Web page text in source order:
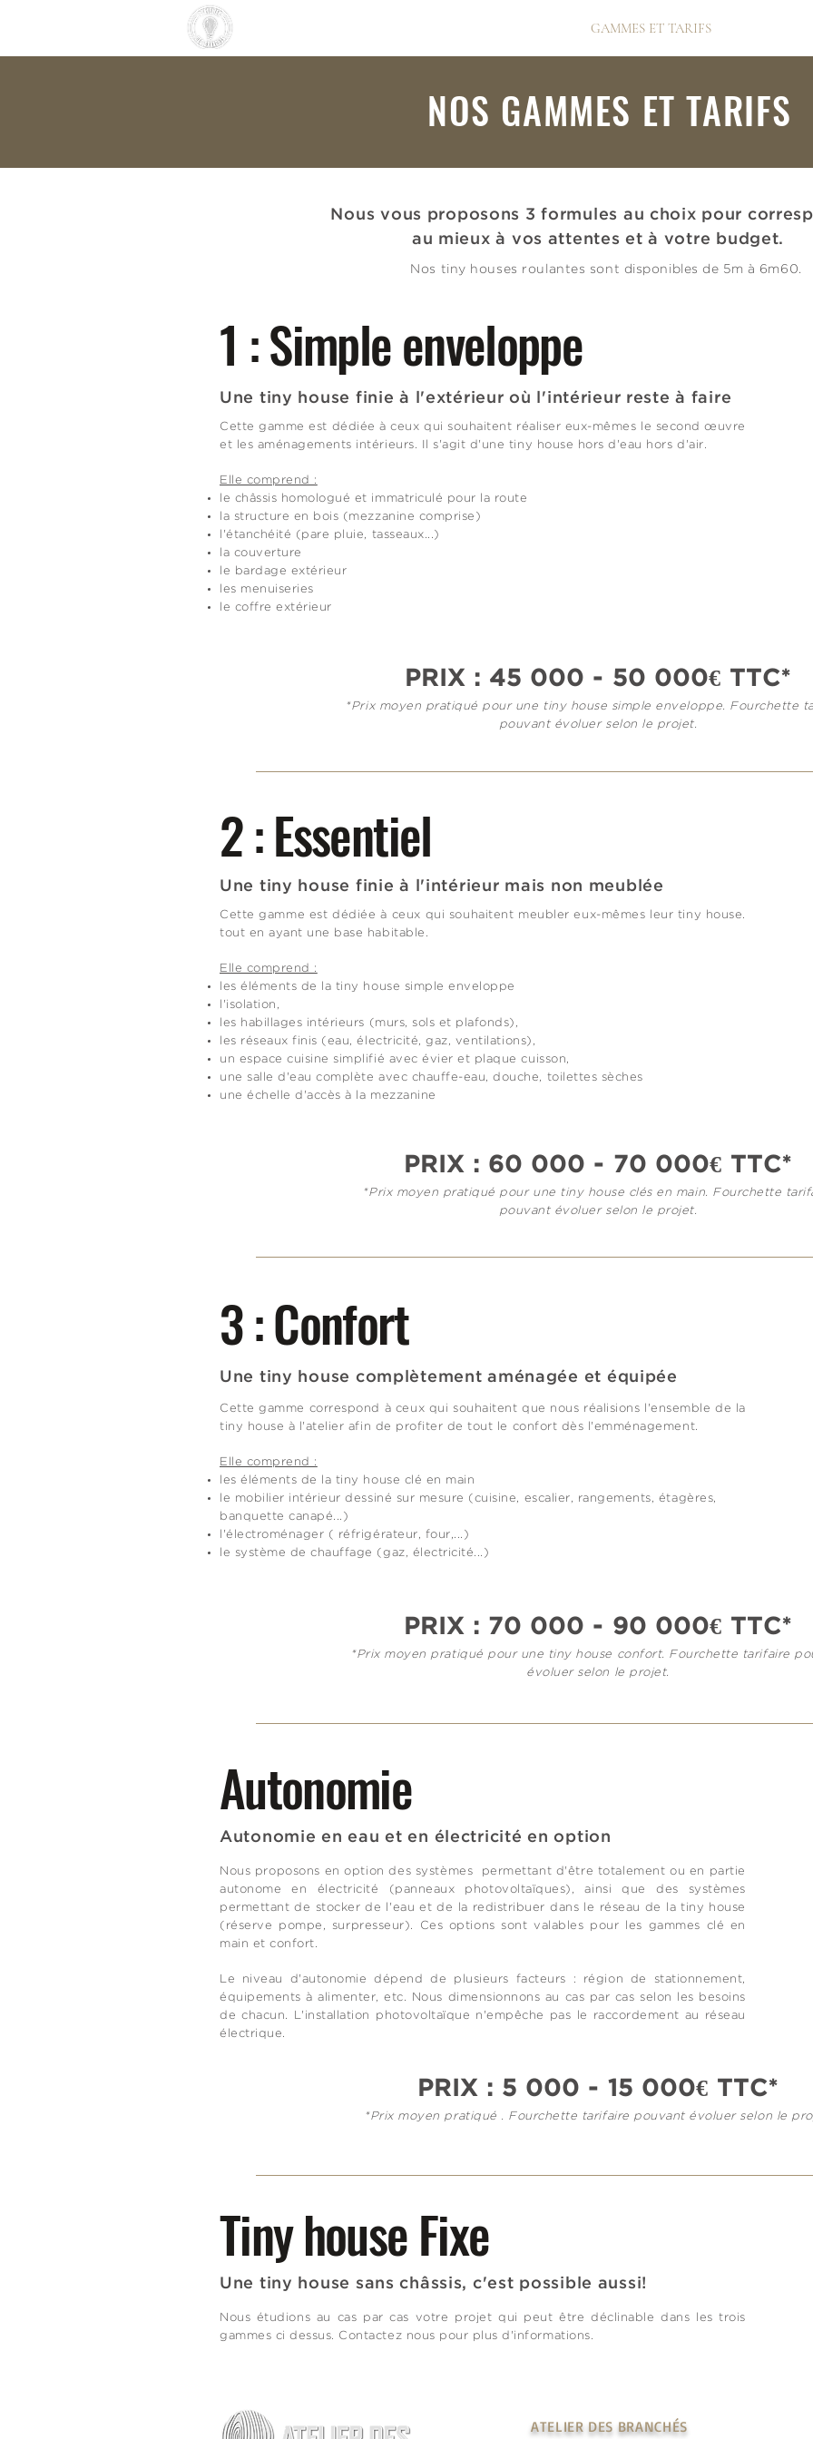
GAMMES ET TARIFS
NOS GAMMES ET TARIFS
Nous vous proposons 3 formules au choix pour
au mieux à vos attentes et à votre budget.
Nos tiny houses roulantes sont disponibles de 5m à 6m60.
1 : Simple enveloppe
Une tiny house finie à l'extérieur où l'intérieur reste à faire
Cette gamme est dédiée à ceux qui souhaitent réaliser eux-mêmes le second œuvre
et les aménagements intérieurs. Il s'agit d'une tiny house hors d'eau hors d'air.
Elle comprend :
le châssis homologué et immatriculé pour la route
la structure en bois (mezzanine comprise)
l'étanchéité (pare pluie, tasseaux...)
la couverture
le bardage extérieur
les menuiseries
le coffre extérieur
PRIX : 45 000 - 50 000€ TTC*
*Prix moyen pratiqué pour une tiny house simple enveloppe . Fourchette
pouvant évoluer selon le projet.
2 : Essentiel
Une tiny house finie à l'intérieur mais non meublée
Cette gamme est dédiée à ceux qui souhaitent meubler eux-mêmes leur tiny house.
tout en ayant une base habitable.
Elle comprend :
les éléments de la tiny house simple enveloppe
l'isolation,
les habillages intérieurs (murs, sols et plafonds),
les réseaux finis (eau, électricité, gaz, ventilations),
un espace cuisine simplifié avec évier et plaque cuisson,
une salle d'eau complète avec chauffe-eau, douche, toilettes sèches
une échelle d'accès à la mezzanine
PRIX : 60 000 - 70 000€ TTC*
*Prix moyen pratiqué pour une tiny house clés en main. Fourchette
pouvant évoluer selon le projet.
3 : Confort
Une tiny house complètement aménagée et équipée
Cette gamme correspond à ceux qui souhaitent que nous réalisions l'ensemble de la
tiny house à l'atelier afin de profiter de tout le confort dès l'emménagement.
Elle comprend :
les éléments de la tiny house clé en main
le mobilier intérieur dessiné sur mesure (cuisine, escalier, rangements, étagères,
banquette canapé...)
l'électroménager ( réfrigérateur, four,...)
le système de chauffage (gaz, électricité...)
PRIX : 70 000 - 90 000€ TTC*
*Prix moyen pratiqué pour une tiny house confort. Fourchette tarifaire
évoluer selon le projet.
Autonomie
Autonomie en eau et en électricité en option
Nous proposons en option des systèmes permettant d'être totalement ou en partie
autonome en électricité (panneaux photovoltaïques), ainsi que des systèmes
permettant de stocker de l'eau et de la redistribuer dans le réseau de la tiny house
(réserve pompe, surpresseur). Ces options sont valables pour les gammes clé en
main et confort.
Le niveau d'autonomie dépend de plusieurs facteurs : région de stationnement,
équipements à alimenter, etc. Nous dimensionnons au cas par cas selon les besoins
de chacun. L'installation photovoltaïque n'empêche pas le raccordement au réseau
électrique.
PRIX : 5 000 - 15 000€ TTC*
*Prix moyen pratiqué . Fourchette tarifaire pouvant évoluer selon le
Tiny house Fixe
Une tiny house sans châssis, c'est possible aussi!
Nous étudions au cas par cas votre projet qui peut être déclinable dans les trois
gammes ci dessus. Contactez nous pour plus d'informations.
ATELIER DES BRANCHÉS